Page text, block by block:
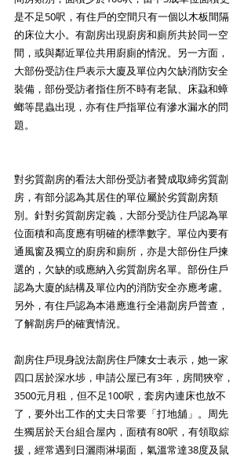
是不足50呎，有住戶的空間只有一個以木板間隔
的床位大小。有劏房出現廚房和廁所共於同一空
間，或與鄰近單位共用廚廁的情況。另一方面，
大部份受訪住戶表示大廈及單位內欠缺消防安全
裝備，部份受訪者指住所不時有老鼠、床蝨和蟑
螂等昆蟲出現，亦有住戶指單位有滲水漏水的問
題。
對劣質劏房的看法大部份受訪者贊成取締劣質劏
房，有部分認為其居住的單位屬於劣質劏房類
別。針對劣質劏房定義，大部分受訪住戶認為單
位面積和高度應有明確的標準數字。單位內要有
通風窗及獨立的廚房和廁所，亦是大部份住戶揀
選的，欠缺的或應納入劣質劏房名單。部份住戶
認為大廈的結構及單位內的消防安全亦應考慮。
另外，有住戶認為本港應進行全港劏房戶普查，
了解劏房戶的確實情況。
劏房住戶現身說法劏房住戶陳女士表示，她一家
四口居於深水埗，申請公屋已有3年，房間狹窄，
3500元月租，但不足100呎，套房內連床也放不
了，要外出工作的丈夫日常要「打地舖」。周先
生獨居於天台組合屋內，面積有80呎，有領取綜
援，經常遇到日灑雨淋場面，氣溫常達38度及鼠